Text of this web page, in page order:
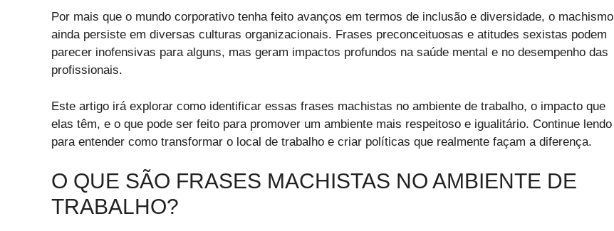
Por mais que o mundo corporativo tenha feito avanços em termos de inclusão e diversidade, o machismo
ainda persiste em diversas culturas organizacionais. Frases preconceituosas e atitudes sexistas podem
parecer inofensivas para alguns, mas geram impactos profundos na saúde mental e no desempenho das
profissionais.
Este artigo irá explorar como identificar essas frases machistas no ambiente de trabalho, o impacto que
elas têm, e o que pode ser feito para promover um ambiente mais respeitoso e igualitário. Continue lendo
para entender como transformar o local de trabalho e criar políticas que realmente façam a diferença.
O QUE SÃO FRASES MACHISTAS NO AMBIENTE DE
TRABALHO?